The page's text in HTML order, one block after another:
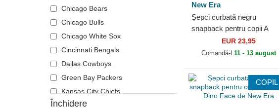
Chicago Bears
Chicago Bulls
Chicago White Sox
Cincinnati Bengals
Dallas Cowboys
Green Bay Packers
Kansas City Chiefs
Las Vegas Raiders
Închidere
New Era
Șepci curbată negru
snapback pentru copii A
Frame Clean de New York
Yankees MLB de New Era
EUR 23,95
Comandă-l 11 - 13 august
COPIL